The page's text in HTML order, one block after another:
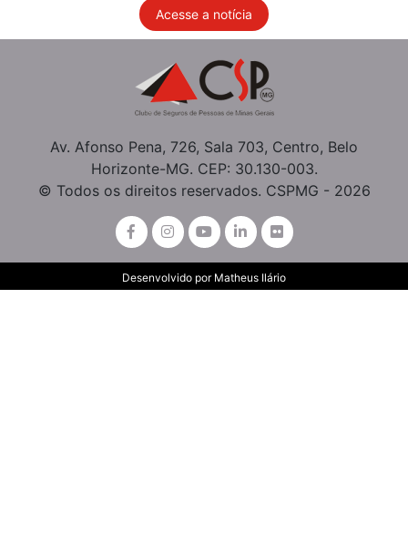
Acesse a notícia
Av. Afonso Pena, 726, Sala 703, Centro, Belo
Horizonte-MG. CEP: 30.130-003.
© Todos os direitos reservados. CSPMG - 2026
Desenvolvido por Matheus Ilário